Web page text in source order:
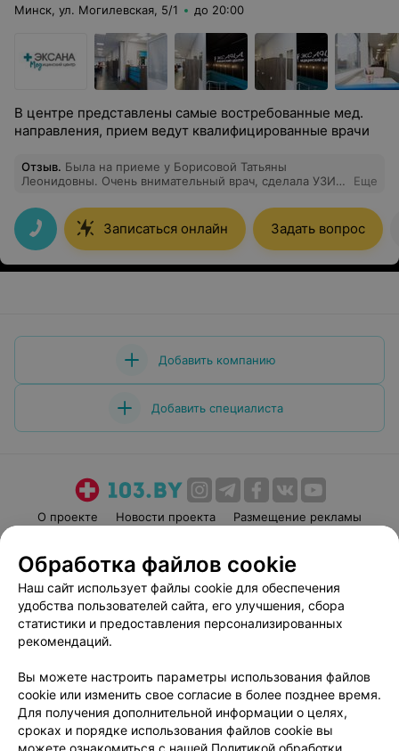
Минск, ул. Могилевская, 5/1 до 20:00
В центре представлены самые востребованные мед.
направления, прием ведут квалифицированные врачи
Отзыв. Была на приеме у Борисовой Татьяны
Леонидовны. Очень внимательный врач, сделала УЗИ
меня вопросы, тк Я переживала за вены из-за частых
перелетов. Татьяны Леонидовна дала рекомендации к
каким специалистам еще необходимо обратиться,
чтобы закрыть волнующие меня вопросы.
Еще
Записаться онлайн Задать вопрос
Добавить компанию
Добавить специалиста
О проекте Новости проекта
Размещение рекламы
Пользовательское соглашение
Способы оплаты
Вакансии
Партнеры
Написать руководителю 103.by
Обработка персональных данных
Обработка файлов cookie
Наш сайт использует файлы cookie для обеспечения
удобства пользователей сайта, его улучшения, сбора
статистики и предоставления персонализированных
рекомендаций.
Вы можете настроить параметры использования файлов
cookie или изменить свое согласие в более позднее время.
Для получения дополнительной информации о целях,
сроках и порядке использования файлов cookie вы
можете ознакомиться с нашей Политикой обработки